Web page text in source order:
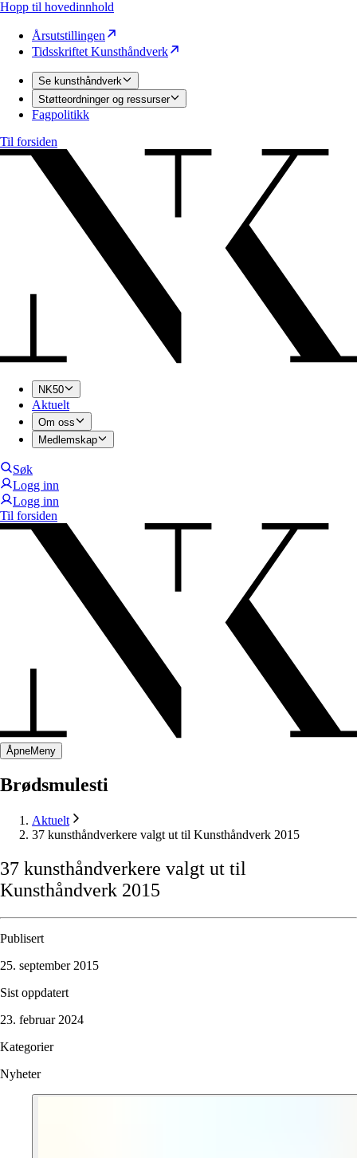
Hopp til hovedinnhold
Årsutstillingen
Tidsskriftet Kunsthåndverk
Se kunsthåndverk
Støtteordninger og ressurser
Fagpolitikk
Til forsiden
NK50
Aktuelt
Om oss
Medlemskap
Søk
Logg inn
Logg inn
Til forsiden
ÅpneMeny
Brødsmulesti
Aktuelt
37 kunsthåndverkere valgt ut til Kunsthåndverk 2015
37 kunsthåndverkere valgt ut til
Kunsthåndverk 2015
Publisert
25. september 2015
Sist oppdatert
23. februar 2024
Kategorier
Nyheter